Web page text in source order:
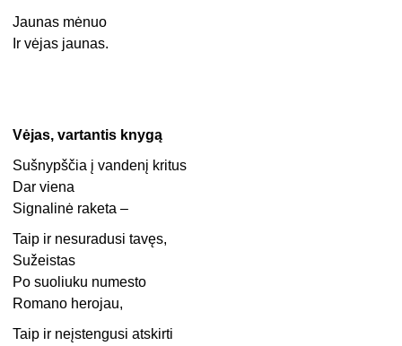
Jaunas mėnuo
Ir vėjas jaunas.
Vėjas, vartantis knygą
Sušnypščia į vandenį kritus
Dar viena
Signalinė raketa –
Taip ir nesuradusi tavęs,
Sužeistas
Po suoliuku numesto
Romano herojau,
Taip ir neįstengusi atskirti